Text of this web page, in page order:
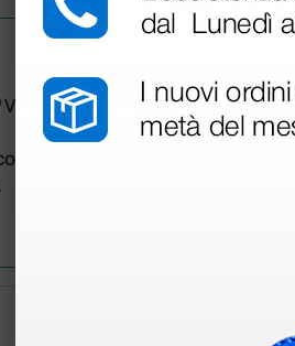
ulteriori
che hanno già